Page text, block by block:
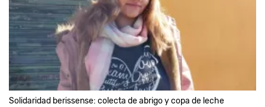
Solidaridad berissense: colecta de abrigo y copa de leche